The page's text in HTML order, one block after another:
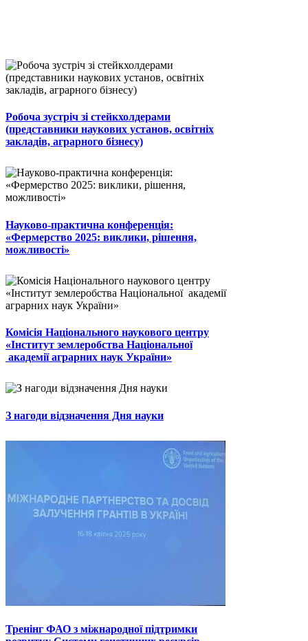
Робоча зустріч зі стейкхолдерами
(представники наукових установ, освітніх
закладів, аграрного бізнесу)
Науково-практична конференція:
«Фермерство 2025: виклики, рішення,
можливості»
Комісія Національного наукового центру
«Інститут землеробства Національної
академії аграрних наук України»
З нагоди відзначення Дня науки
Тренінг ФАО з міжнародної підтримки